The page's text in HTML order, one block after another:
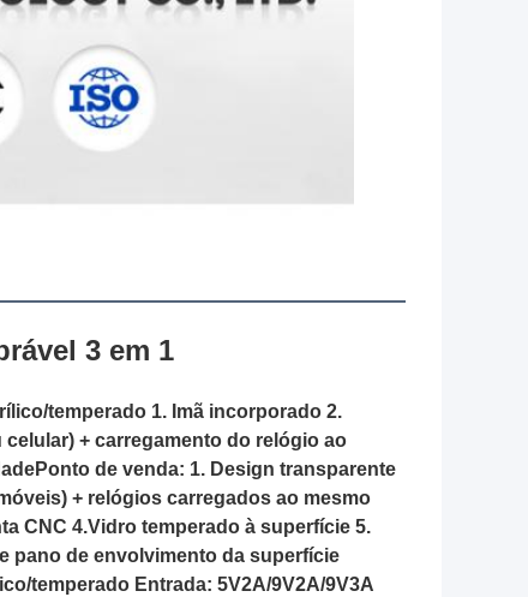
3 em 1
temperado 1. Imã incorporado 2.
+ carregamento do relógio ao
de venda: 1. Design transparente
+ relógios carregados ao mesmo
CNC 4.Vidro temperado à superfície 5.
pano de envolvimento da superfície
temperado Entrada: 5V2A/9V2A/9V3A